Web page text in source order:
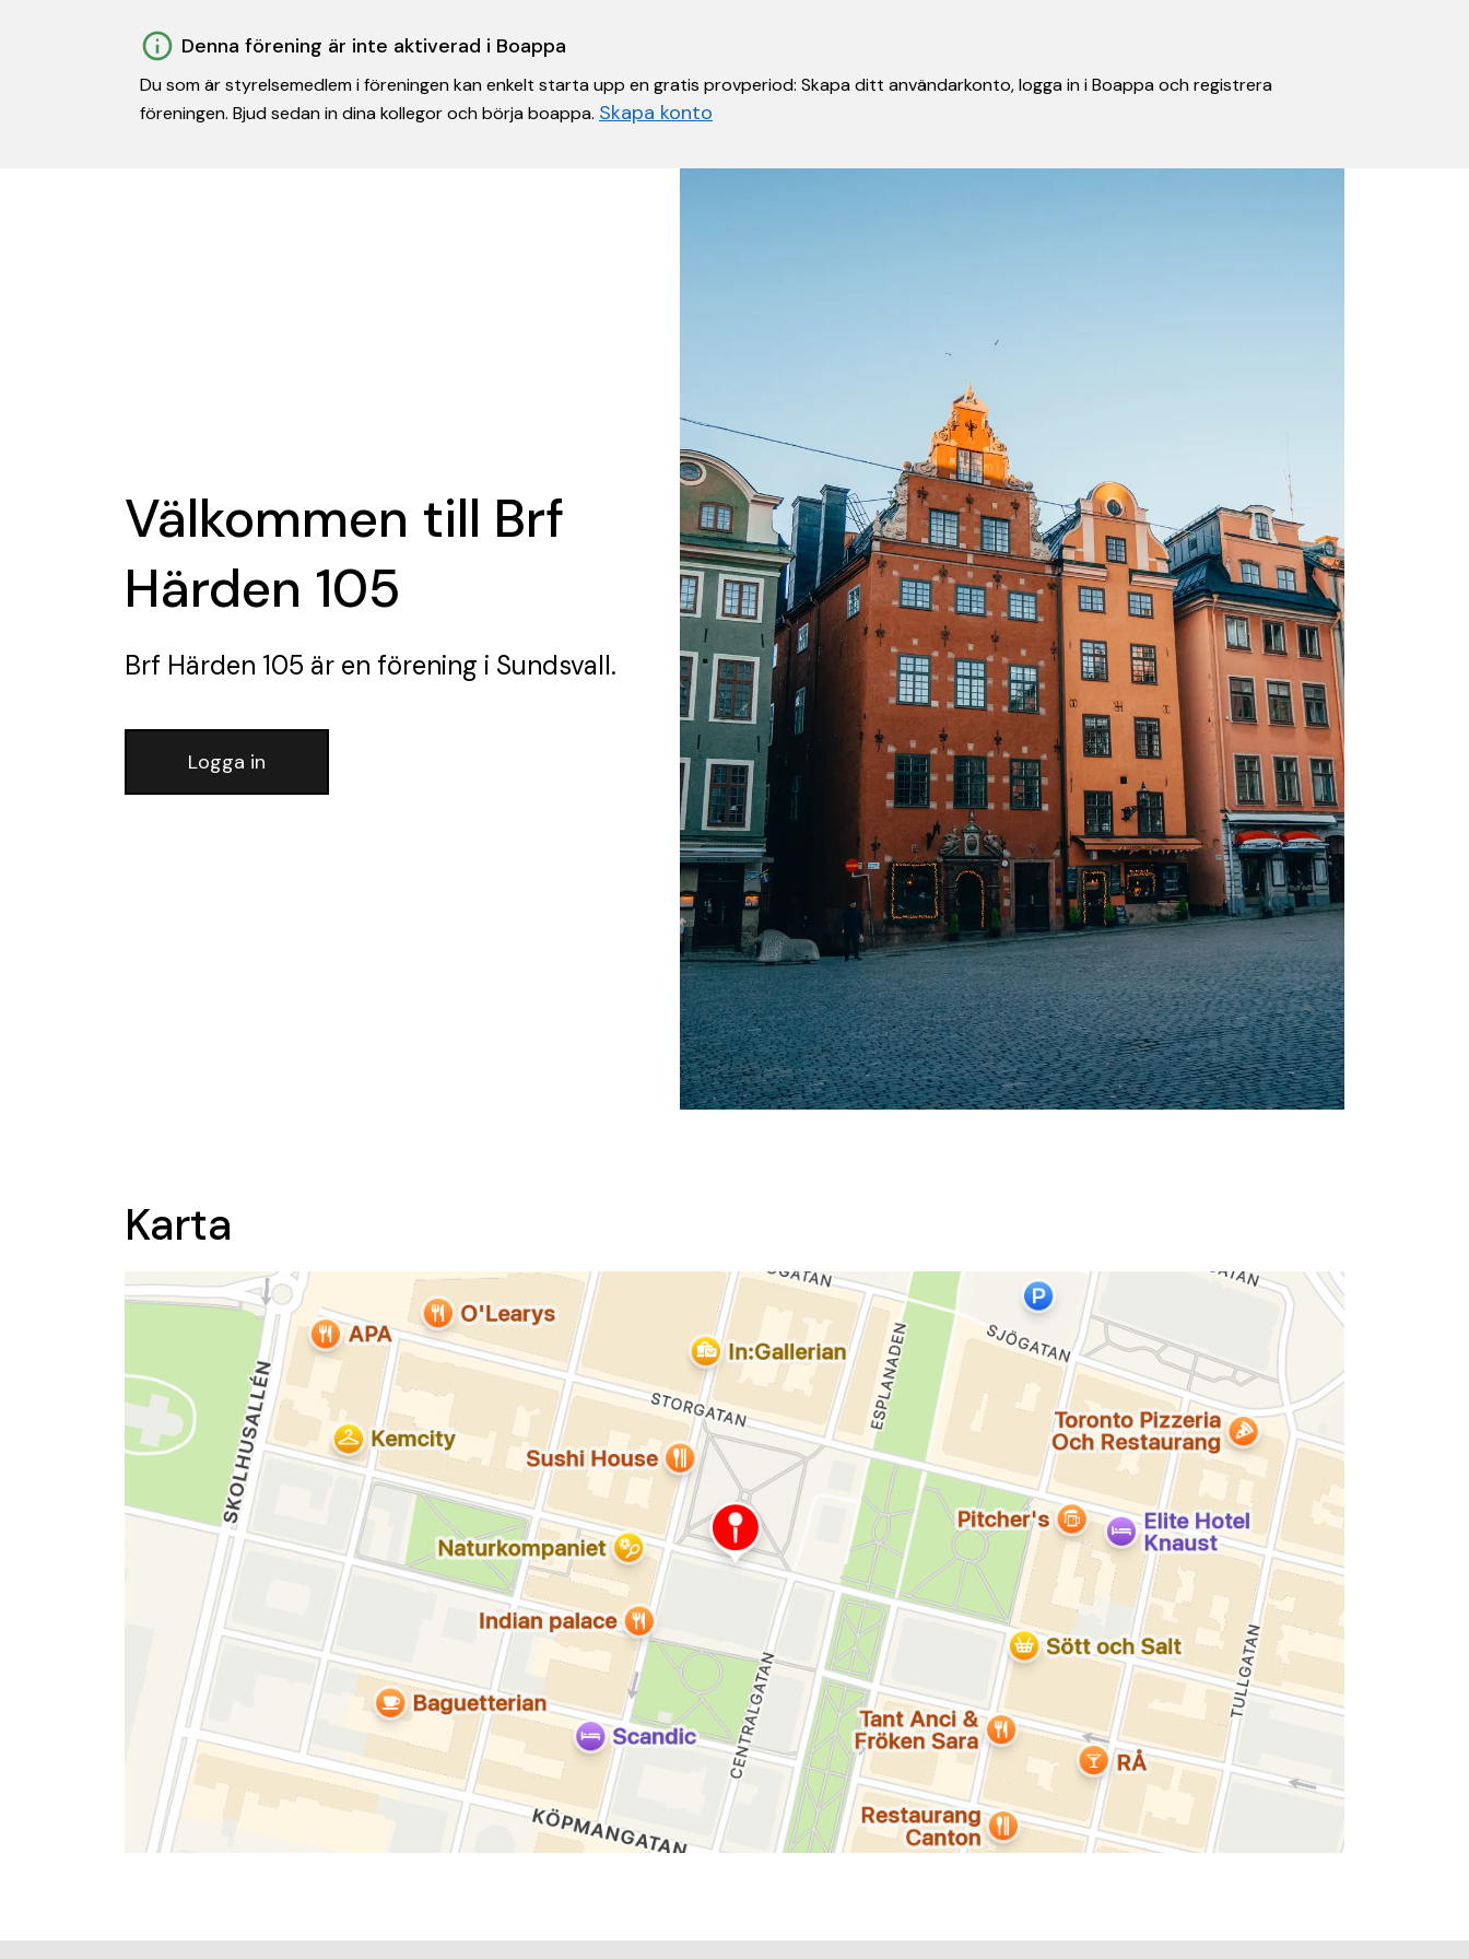
Denna förening är inte aktiverad i Boappa
Du som är styrelsemedlem i föreningen kan enkelt starta upp en gratis provperiod: Skapa ditt användarkonto, logga in i Boappa och registrera
föreningen. Bjud sedan in dina kollegor och börja boappa. Skapa konto
Välkommen till Brf
Härden 105
Brf Härden 105 är en förening i Sundsvall.
Logga in
Karta